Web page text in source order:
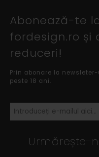
Abonează-te
fordesign.ro și
reduceri!
Prin abonare la
peste 18 ani.
Urmărește-